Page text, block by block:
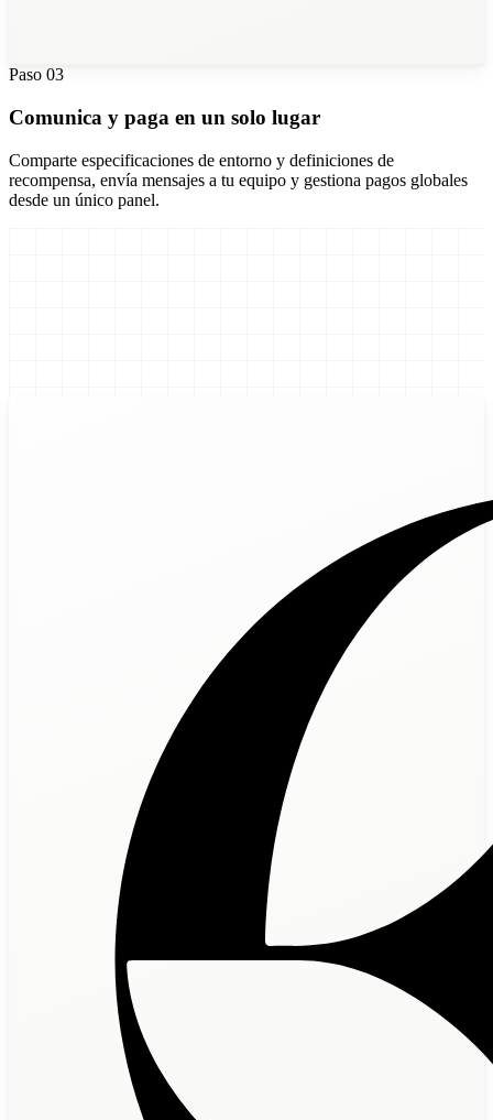
Paso 03
Comunica y paga en un solo lugar
Comparte especificaciones de entorno y definiciones de
recompensa, envía mensajes a tu equipo y gestiona pagos globales
desde un único panel.